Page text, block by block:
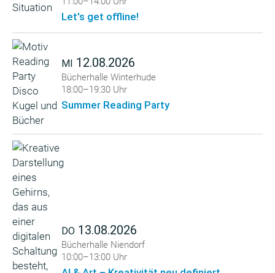
Let's get offline!
MI 12.08.2026
Bücherhalle Winterhude
18:00–19:30 Uhr
Summer Reading Party
DO 13.08.2026
Bücherhalle Niendorf
10:00–13:00 Uhr